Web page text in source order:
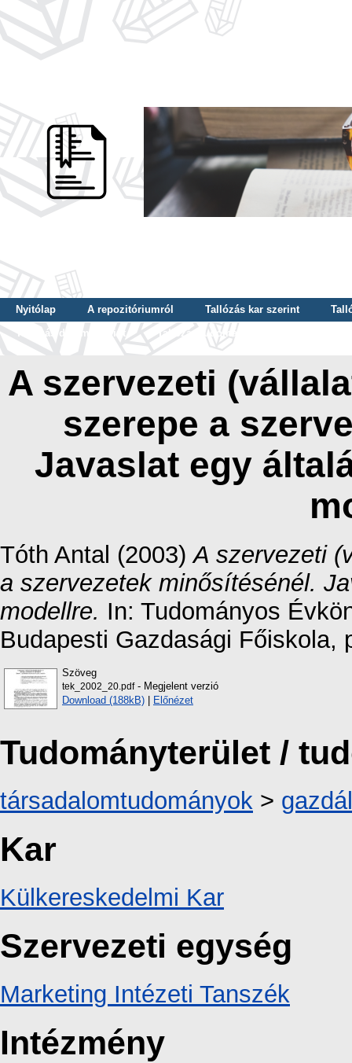
Nyitólap A repozitóriumról Tallózás kar szerint
Tallózás dátum szerint
Tallózás tudományterület szerint
A szervezeti
szerepe a
Javaslat egy
Tóth Antal (2003)A szervezeti
a szervezetek minősítésénél.
modellre. In: Tudományos
Budapesti Gazdasági Főiskola,
Szöveg
tek_2002_20.pdf- Megjelent verzió
Download (188kB) | Előnézet
Tudományterület /
társadalomtudományok >
Kar
Külkereskedelmi Kar
Szervezeti egység
Marketing Intézeti Tanszék
Intézmény